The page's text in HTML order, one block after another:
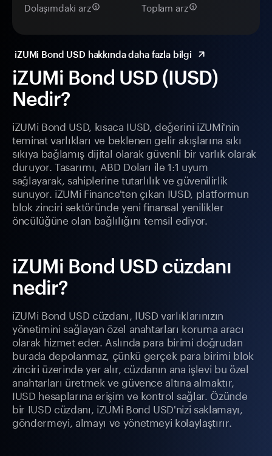
iZUMi Bond USD (IUSD)
Nedir?
iZUMi Bond USD, kısaca IUSD, değerini iZUMi'nin
teminat varlıkları ve beklenen gelir akışlarına sıkı
sıkıya bağlamış dijital olarak güvenli bir varlık olarak
duruyor. Tasarımı, ABD Doları ile 1:1 uyum
sağlayarak, sahiplerine tutarlılık ve güvenilirlik
sunuyor. iZUMi Finance'ten çıkan IUSD, platformun
blok zinciri sektöründe yeni finansal yenilikler
öncülüğüne olan bağlılığını temsil ediyor.
iZUMi Bond USD cüzdanı
nedir?
iZUMi Bond USD cüzdanı, IUSD varlıklarınızın
yönetimini sağlayan özel anahtarları koruma aracı
olarak hizmet eder. Aslında para birimi doğrudan
burada depolanmaz, çünkü gerçek para birimi blok
zinciri üzerinde yer alır, cüzdanın ana işlevi bu özel
anahtarları üretmek ve güvence altına almaktır,
IUSD hesaplarına erişim ve kontrol sağlar. Özünde
bir IUSD cüzdanı, iZUMi Bond USD'nizi saklamayı,
göndermeyi, almayı ve yönetmeyi kolaylaştırır.
Dolaşımdaki arz Toplam arz
iZUMi Bond USD hakkında daha fazla bilgi